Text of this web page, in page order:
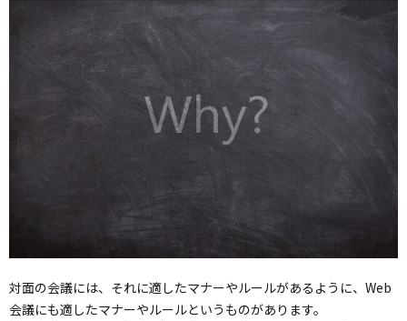
対面の会議には、それに適したマナーやルールがあるように、Web
会議にも適したマナーやルールというものがあります。